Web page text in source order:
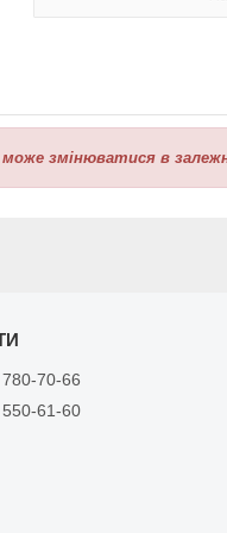
може змінюватися в
70-66
61-60